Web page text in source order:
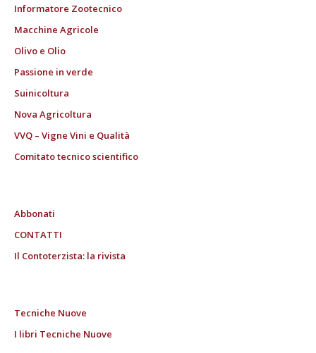
Informatore Zootecnico
Macchine Agricole
Olivo e Olio
Passione in verde
Suinicoltura
Nova Agricoltura
VVQ – Vigne Vini e Qualità
Comitato tecnico scientifico
Abbonati
CONTATTI
Il Contoterzista: la rivista
Tecniche Nuove
I libri Tecniche Nuove